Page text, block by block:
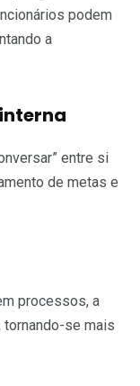
podem
a
entre si
de metas e
processos, a
se mais